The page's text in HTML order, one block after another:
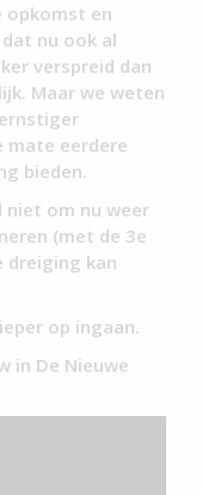
opkomst en
nu ook al
verspreid dan
Maar we weten
mate eerdere
bieden.
niet om nu weer
(met de 3e
dreiging kan
op ingaan.
in De Nieuwe